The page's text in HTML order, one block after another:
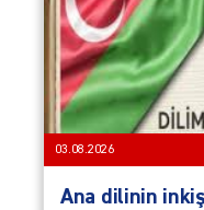
03.08.2026
Ana dilinin